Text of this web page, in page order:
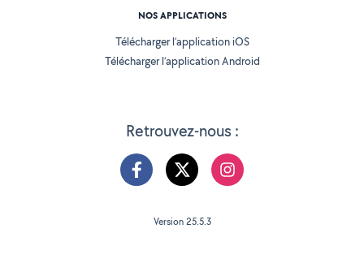
Retrouvez-nous :
NOS APPLICATIONS
Télécharger l’application iOS
Télécharger l’application Android
Version 25.5.3